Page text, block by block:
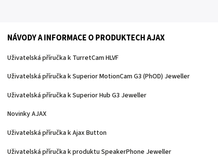
NÁVODY A INFORMACE O PRODUKTECH AJAX
Uživatelská příručka k TurretCam HLVF
Uživatelská příručka k Superior MotionCam G3 (PhOD) Jeweller
Uživatelská příručka k Superior Hub G3 Jeweller
Novinky AJAX
Uživatelská příručka k Ajax Button
Uživatelská příručka k produktu SpeakerPhone Jeweller